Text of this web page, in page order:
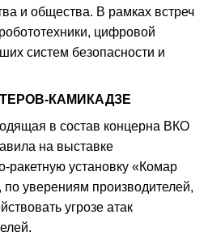
и общества. В рамках встреч
цифровой
систем безопасности и
КАМИКАДЗЕ
в состав концерна ВКО
на выставке
ракетную установку «Комар
уверениям производителей,
угрозе атак